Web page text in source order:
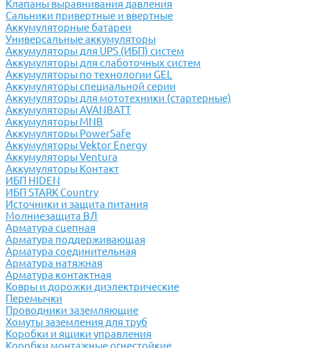
Клапаны выравнивания давления
Сальники привертные и ввертные
Аккумуляторные батареи
Универсальные аккумуляторы
Аккумуляторы для UPS (ИБП) систем
Аккумуляторы для слаботочных систем
Аккумуляторы по технологии GEL
Аккумуляторы специальной серии
Аккумуляторы для мототехники (стартерные)
Аккумуляторы AVANBATT
Аккумуляторы MNB
Аккумуляторы PowerSafe
Аккумуляторы Vektor Energy
Аккумуляторы Ventura
Аккумуляторы Контакт
ИБП HIDEN
ИБП STARK Country
Источники и защита питания
Молниезащита ВЛ
Арматура сцепная
Арматура поддерживающая
Арматура соединительная
Арматура натяжная
Арматура контактная
Ковры и дорожки диэлектрические
Перемычки
Проводники заземляющие
Хомуты заземления для труб
Коробки и ящики управления
Коробки монтажные огнестойкие